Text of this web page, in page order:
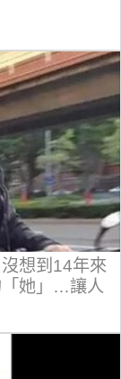
想到14年來
「她」…讓人